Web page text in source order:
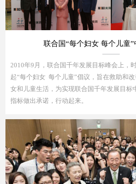
联合国“每个妇女 每个儿童
2010年9月，联合国千年发展目标峰会上，
起“每个妇女 每个儿童”倡议，旨在救助和
女和儿童生活，为实现联合国千年发展目标
指标做出承诺，行动起来。